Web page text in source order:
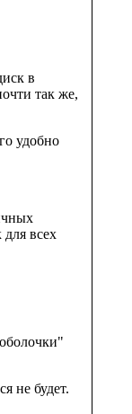
в
так же,
удобно
для всех
не будет.